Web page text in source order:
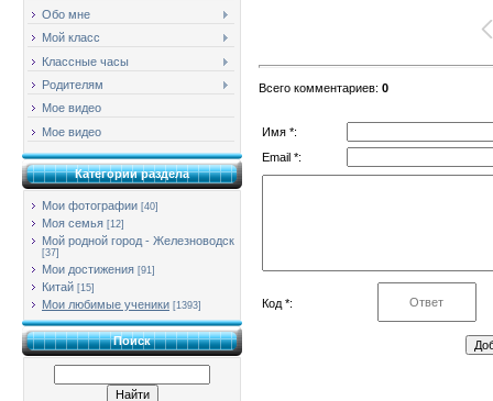
Обо мне
Мой класс
Классные часы
Родителям
Мое видео
Мое видео
Категории раздела
Мои фотографии [40]
Моя семья [12]
Мой родной город - Железноводск
[37]
Мои достижения [91]
Китай [15]
Мои любимые ученики [1393]
Поиск
Всего комментариев: 0
Имя *:
Email *:
Код *: